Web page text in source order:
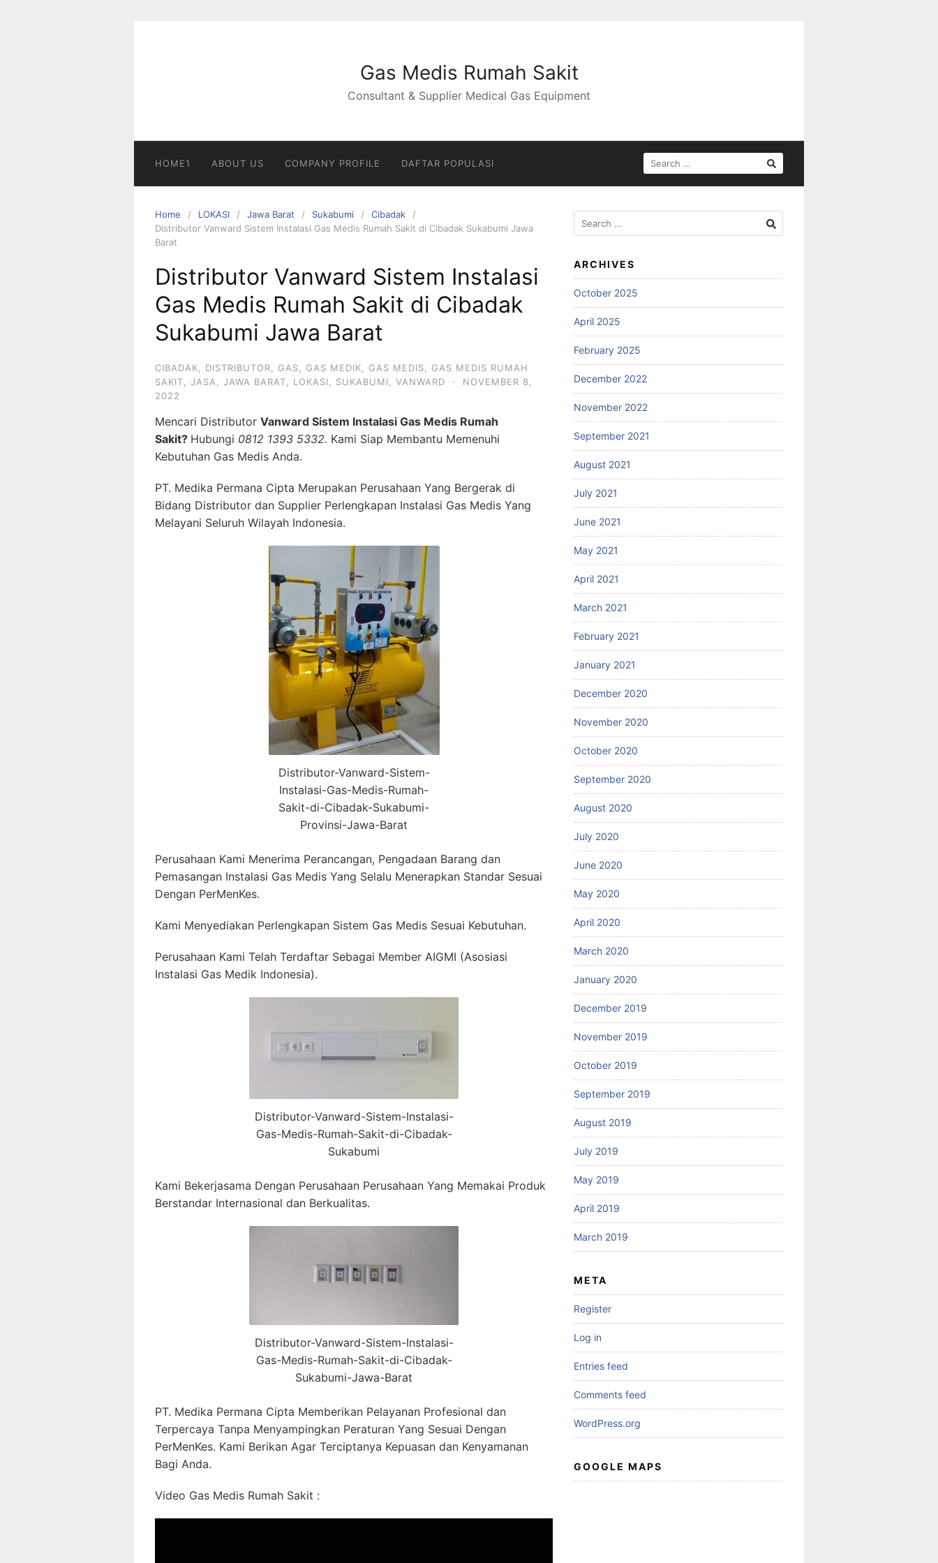
Gas Medis Rumah Sakit
Consultant & Supplier Medical Gas Equipment
HOME1 ABOUT US COMPANY PROFILE DAFTAR POPULASI
SEARCH
FOR:
Home LOKASI Jawa Barat Sukabumi
Cibadak
Distributor Vanward Sistem Instalasi Gas Medis Rumah Sakit di Cibadak Sukabumi Jawa
Barat
Distributor Vanward Sistem Instalasi
Gas Medis Rumah Sakit di Cibadak
Sukabumi Jawa Barat
CIBADAK DISTRIBUTOR GAS GAS MEDIK GAS MEDIS
GAS MEDIS RUMAH
SAKIT
JASA JAWA BARAT LOKASI SUKABUMI VANWARD ·
NOVEMBER 8,
2022
Mencari Distributor Vanward Sistem Instalasi Gas Medis Rumah
Sakit? Hubungi 0812 1393 5332. Kami Siap Membantu Memenuhi
Kebutuhan Gas Medis Anda.
PT. Medika Permana Cipta Merupakan Perusahaan Yang Bergerak di
Bidang Distributor dan Supplier Perlengkapan Instalasi Gas Medis Yang
Melayani Seluruh Wilayah Indonesia.
Distributor-Vanward-Sistem-
Instalasi-Gas-Medis-Rumah-
Sakit-di-Cibadak-Sukabumi-
Provinsi-Jawa-Barat
Perusahaan Kami Menerima Perancangan, Pengadaan Barang dan
Pemasangan Instalasi Gas Medis Yang Selalu Menerapkan Standar Sesuai
Dengan PerMenKes.
Kami Menyediakan Perlengkapan Sistem Gas Medis Sesuai Kebutuhan.
Perusahaan Kami Telah Terdaftar Sebagai Member AIGMI (Asosiasi
Instalasi Gas Medik Indonesia).
Distributor-Vanward-Sistem-Instalasi-
Gas-Medis-Rumah-Sakit-di-Cibadak-
Sukabumi
Kami Bekerjasama Dengan Perusahaan Perusahaan Yang Memakai Produk
Berstandar Internasional dan Berkualitas.
Distributor-Vanward-Sistem-Instalasi-
Gas-Medis-Rumah-Sakit-di-Cibadak-
Sukabumi-Jawa-Barat
PT. Medika Permana Cipta Memberikan Pelayanan Profesional dan
Terpercaya Tanpa Menyampingkan Peraturan Yang Sesuai Dengan
PerMenKes. Kami Berikan Agar Terciptanya Kepuasan dan Kenyamanan
Bagi Anda.
Video Gas Medis Rumah Sakit :
Search
for:
ARCHIVES
October 2025
April 2025
February 2025
December 2022
November 2022
September 2021
August 2021
July 2021
June 2021
May 2021
April 2021
March 2021
February 2021
January 2021
December 2020
November 2020
October 2020
September 2020
August 2020
July 2020
June 2020
May 2020
April 2020
March 2020
January 2020
December 2019
November 2019
October 2019
September 2019
August 2019
July 2019
May 2019
April 2019
March 2019
META
Register
Log in
Entries feed
Comments feed
WordPress.org
GOOGLE MAPS